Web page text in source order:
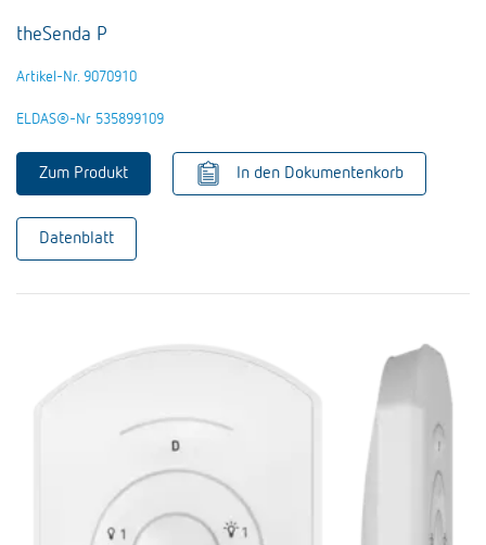
theSenda P
Artikel-Nr. 9070910
ELDAS®-Nr 535899109
Zum Produkt In den Dokumentenkorb
Datenblatt